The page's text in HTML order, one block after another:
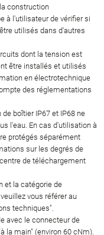
construction
à l'utilisateur de vérifier si
utilisés dans d'autres
dont la tension est
être installés et utilisés
en électrotechnique
des réglementations
boîtier IP67 et IP68 ne
l'eau. En cas d'utilisation à
protégés séparément
sur les degrés de
de téléchargement
et la catégorie de
vous référer au
techniques".
avec le connecteur de
la main" (environ 60 cNm).